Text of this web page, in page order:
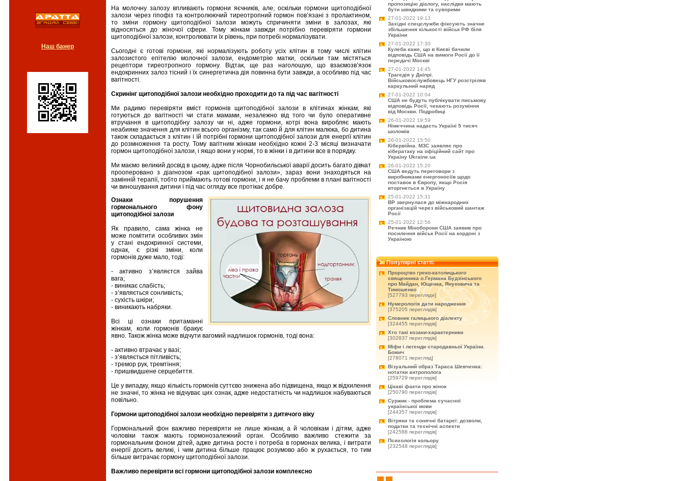
Наш банер
На молочну залозу впливають гормони яєчників, але, оскільки гормони щитоподібної
залози через гіпофіз та контролюючий тиреотропний гормон пов’язані з пролактином,
то зміни гормону щитоподібної залози можуть спричиняти зміни в залозах, які
відносяться до жіночої сфери. Тому жінкам завжди потрібно перевіряти гормони
щитоподібної залози, контролювати їх рівень, при потребі нормалізувати.
Сьогодні є готові гормони, які нормалізують роботу усіх клітин в тому числі клітин
залозистого епітелію молочної залози, ендометрію матки, оскільки там містяться
рецептори тиреотропного гормону. Відтак, ще раз наголошую, що взаємозв’язок
ендокринних залоз тісний і їх синергетична дія повинна бути завжди, а особливо під час
вагітності.
Скринінг щитоподібної залози необхідно проходити до та під час вагітності
Ми радимо перевіряти вміст гормонів щитоподібної залози в клітинах жінкам, які
готуються до вагітності чи стати мамами, незалежно від того чи було оперативне
втручання в щитоподібну залозу чи ні, адже гормони, котрі вона виробляє мають
неабияке значення для клітин всього організму, так само й для клітин малюка, бо дитина
також складається з клітин і їй потрібні гормони щитоподібної залози для енергії клітин
до розмноження та росту. Тому вагітним жінкам необхідно кожні 2-3 місяці визначати
гормон щитоподібної залози, і якщо вони у нормі, то в жінки і в дитини все в порядку.
Ми маємо великий досвід в цьому, адже після Чорнобильської аварії досить багато дівчат
прооперовано з діагнозом «рак щитоподібної залози», зараз вони знаходяться на
замінній терапії, тобто приймають готові гормони, і я не бачу проблеми в плані вагітності
чи виношування дитини і під час огляду все протікає добре.
Ознаки порушення
гормонального фону
щитоподібної залози
Як правило, сама жінка не
може помітити особливих змін
у стані ендокринної системи,
однак, є різкі зміни, коли
гормонів дуже мало, тоді:
- активно з’являєтся зайва
вага;
- виникає слабість;
- з’являється сонливість;
- сухість шкіри;
- виникають набряки.
Всі ці ознаки притаманні
жінкам, коли гормонів бракує
явно. Також жінка може відчути вагомий надлишок гормонів, тоді вона:
- активно втрачає у вазі;
- з’являється пітливість;
- тремор рук, тремтіння;
- пришвидшене серцебиття.
Це у випадку, якщо кількість гормонів суттєво знижена або підвищена, якщо ж відхилення
не значні, то жінка не відчуває цих ознак, адже недостатність чи надлишок набуваються
повільно.
Гормони щитоподібної залози необхідно перевіряти з дитячого віку
Гормональний фон важливо перевіряти не лише жінкам, а й чоловікам і дітям, адже
чоловіки також мають гормонозалежний орган. Особливо важливо стежити за
гормональним фоном дітей, адже дитина росте і потреба в гормонах велика, і витрати
енергії досить великі, і чим дитина більше працює розумово або ж рухається, то тим
більше витрачає гормону щитоподібної залози.
Важливо перевіряти всі гормони щитоподібної залози комплексно
пропозицію діалогу, наслідки мають
бути швидкими та суворими
27-01-2022 19:13
Західні спецслужби фіксують значне
збільшення кількості військ РФ біля
України
27-01-2022 17:30
Кулеба каже, що в Києві бачили
відповідь США на вимоги Росії до її
передачі Москві
27-01-2022 14:45
Трагедія у Дніпрі.
Військовослужбовець НГУ розстріляв
караульний наряд
27-01-2022 10:04
США не будуть публікувати письмову
відповідь Росії, чекають розуміння
від Москви. Подробиці
26-01-2022 19:59
Німеччина надасть Україні 5 тисяч
шоломів
26-01-2022 15:50
Кібервійна. МЗС заявляє про
кібератаку на офіційний сайт про
Україну Ukraine.ua
26-01-2022 15:20
США ведуть переговори з
виробниками енергоносіїв щодо
поставок в Європу, якщо Росія
вторгнеться в Україну
25-01-2022 15:31
ВР звернулася до міжнародних
організацій через військовий шантаж
Росії
25-01-2022 12:56
Речник Міноборони США заявив про
посилення військ Росії на кордоні з
Україною
Популярні статті:
Пророцтво греко-католицького
священника о.Германа Будзінського
про Майдан, Ющенка, Януковича та
Тимошенко
[527793 перегляди]
Нумерологія дати народження
[375205 переглядів]
Словник галицького діалекту
[324455 переглядів]
Хто такі козаки-характерники
[302837 переглядів]
Міфи і легенди стародавньої України.
Божич
[278071 перегляд]
Візуальний образ Тараса Шевченка:
нотатки антрополога
[259729 переглядів]
Цікаві факти про жінок
[250790 переглядів]
Суржик - проблема сучасної
української мови
[244357 переглядів]
Вітряки та сонячні батареї: дозволи,
податки та технічні аспекти
[242588 переглядів]
Психологія кольору
[232548 переглядів]